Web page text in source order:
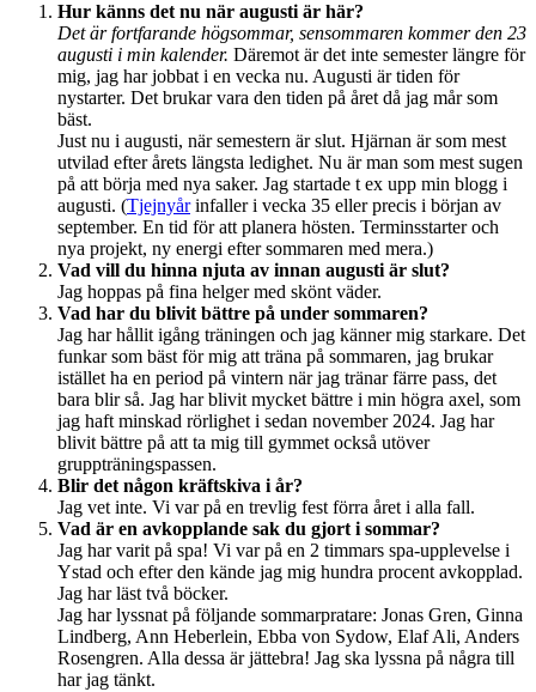
Hur känns det nu när augusti är här?
Det är fortfarande högsommar, sensommaren kommer den 23
augusti i min kalender. Däremot är det inte semester längre för
mig, jag har jobbat i en vecka nu. Augusti är tiden för
nystarter. Det brukar vara den tiden på året då jag mår som
bäst.
Just nu i augusti, när semestern är slut. Hjärnan är som mest
utvilad efter årets längsta ledighet. Nu är man som mest sugen
på att börja med nya saker. Jag startade t ex upp min blogg i
augusti. (Tjejnyårinfaller i vecka 35 eller precis i början av
september. En tid för att planera hösten. Terminsstarter och
nya projekt, ny energi efter sommaren med mera.)
Vad vill du hinna njuta av innan augusti är slut?
Jag hoppas på fina helger med skönt väder.
Vad har du blivit bättre på under sommaren?
Jag har hållit igång träningen och jag känner mig starkare. Det
funkar som bäst för mig att träna på sommaren, jag brukar
istället ha en period på vintern när jag tränar färre pass, det
bara blir så. Jag har blivit mycket bättre i min högra axel, som
jag haft minskad rörlighet i sedan november 2024. Jag har
blivit bättre på att ta mig till gymmet också utöver
gruppträningspassen.
Blir det någon kräftskiva i år?
Jag vet inte. Vi var på en trevlig fest förra året i alla fall.
Vad är en avkopplande sak du gjort i sommar?
Jag har varit på spa! Vi var på en 2 timmars spa-upplevelse i
Ystad och efter den kände jag mig hundra procent avkopplad.
Jag har läst två böcker.
Jag har lyssnat på följande sommarpratare: Jonas Gren, Ginna
Lindberg, Ann Heberlein, Ebba von Sydow, Elaf Ali, Anders
Rosengren. Alla dessa är jättebra! Jag ska lyssna på några till
har jag tänkt.